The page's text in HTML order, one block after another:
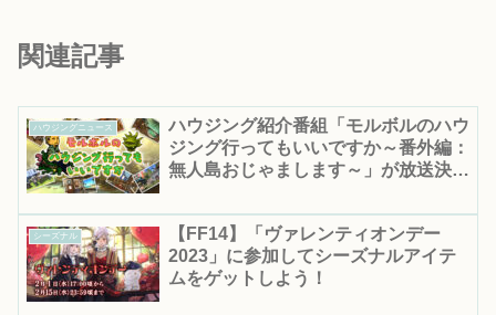
関連記事
ハウジングニュース
ハウジング紹介番組「モルボルのハウ
ジング行ってもいいですか～番外編：
無人島おじゃまします～」が放送決
シーズナル
【FF14】「ヴァレンティオンデー
2023」に参加してシーズナルアイテ
ムをゲットしよう！